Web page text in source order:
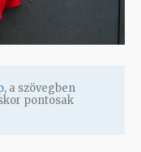
, a szövegben
pontosak